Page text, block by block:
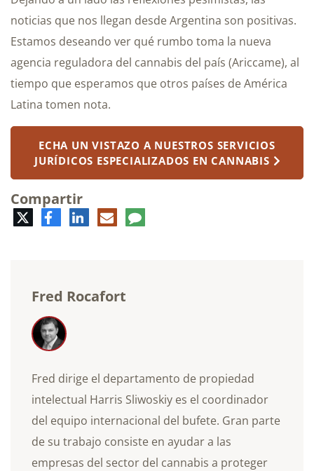
noticias que nos llegan desde Argentina son positivas.
Estamos deseando ver qué rumbo toma la nueva
agencia reguladora del cannabis del país (Ariccame), al
tiempo que esperamos que otros países de América
Latina tomen nota.
ECHA UN VISTAZO A NUESTROS SERVICIOS
JURÍDICOS ESPECIALIZADOS EN CANNABIS
Compartir
TwitterFacebookLinkedInCorreo
electrónico
Comentario
Fred Rocafort
Fred dirige el departamento de propiedad
intelectual Harris Sliwoskiy es el coordinador
del equipo internacional del bufete. Gran parte
de su trabajo consiste en ayudar a las
empresas del sector del cannabis a proteger